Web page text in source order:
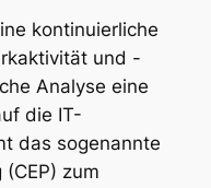
kontinuierliche
und -
Analyse eine
die IT-
das sogenannte
zum